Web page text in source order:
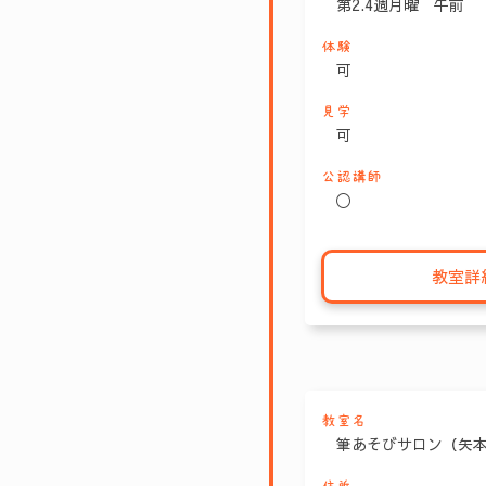
第2.4週月曜 午前
体験
可
見学
可
公認講師
〇
教室詳
教室名
筆あそびサロン（矢